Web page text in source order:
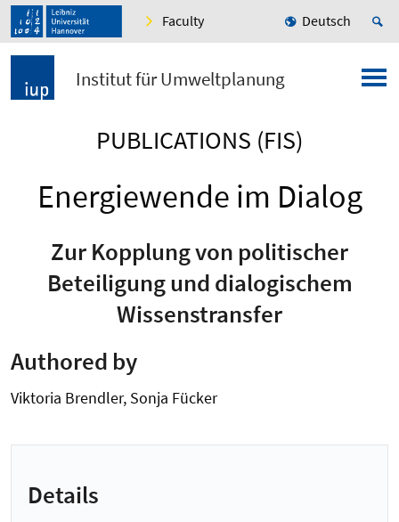
Faculty Deutsch
Institut für Umweltplanung
PUBLICATIONS (FIS)
Energiewende im Dialog
Zur Kopplung von politischer
Beteiligung und dialogischem
Wissenstransfer
Authored by
Viktoria Brendler, Sonja Fücker
Details